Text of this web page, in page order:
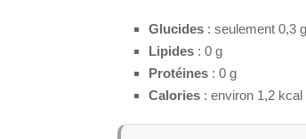
Glucides : seulement 0,3
Lipides : 0 g
Protéines : 0 g
Calories : environ 1,2 kcal